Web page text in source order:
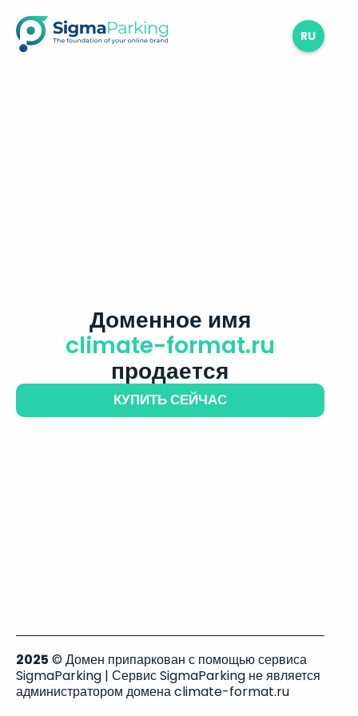
RU
Доменное имя
climate-format.ru
продается
КУПИТЬ СЕЙЧАС
2025 © Домен припаркован с помощью сервиса
SigmaParking | Сервис SigmaParking не является
администратором домена climate-format.ru